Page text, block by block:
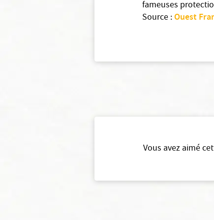
fameuses
Source :Ouest
Vous avez aimé